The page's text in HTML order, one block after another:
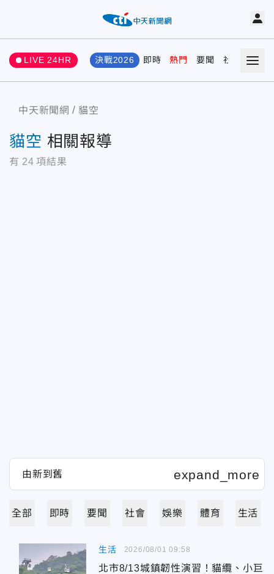
LIVE 24HR 決戰2026 即時 熱門 要聞 社會 娛樂
中天新聞網 貓空
貓空 相關報導
有 24 項結果
全部 即時 要聞 社會 娛樂 體育 生活
生活
北市8/13城鎮韌性演習！貓纜、小巨
2026/08/01 09:58